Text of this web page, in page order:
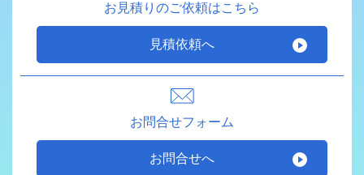
お見積りのご依頼はこちら
見積依頼へ
お問合せフォーム
お問合せへ